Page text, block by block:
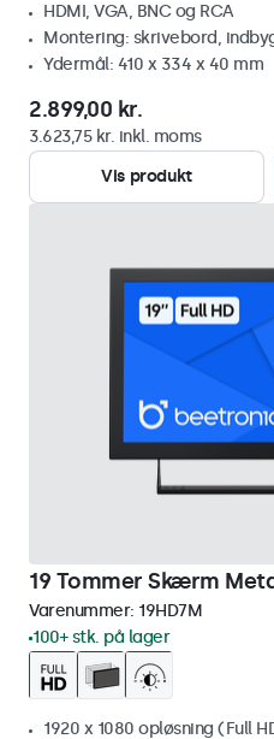
HDMI, VGA, BNC og RCA
Montering: skrivebord,
Ydermål: 410 x 334 x 40 mm
2.899,00 kr.
3.623,75 kr. inkl. moms
Vis produkt
19 Tommer Skærm
Varenummer: 19HD7M
100+ stk. på lager
1920 x 1080 opløsning (Full